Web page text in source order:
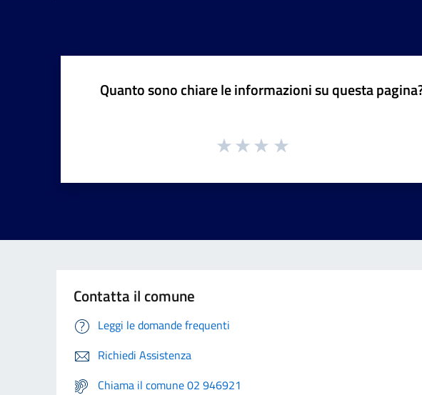
Quanto sono chiare le informazioni su questa
Contatta il comune
Leggi le domande frequenti
Richiedi Assistenza
Chiama il comune 02 946921